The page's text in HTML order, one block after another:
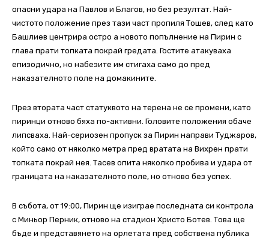
опасни удара на Павлов и Благов, но без резултат. Най-
чистото положение през тази част пропиля Тошев, след като
Башлиев центрира остро а новото попълнение на Пирин с
глава прати топката покрай гредата. Гостите атакуваха
епизодично, но набезите им стигаха само до пред
наказателното поле на домакините.
През втората част статуквото на терена не се промени, като
пиринци отново бяха по-активни. Головите положения обаче
липсваха. Най-сериозен пропуск за Пирин направи Туджаров,
който само от няколко метра пред вратата на Вихрен прати
топката покрай нея. Тасев опита няколко пробива и удара от
границата на наказателното поле, но отново без успех.
В събота, от 19:00, Пирин ще изиграе последната си контрола
с Миньор Перник, отново на стадион Христо Ботев. Това ще
бъде и представянето на орлетата пред собствена публика